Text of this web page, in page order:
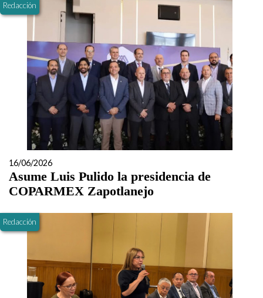
Redacción
16/06/2026
Asume Luis Pulido la presidencia de
COPARMEX Zapotlanejo
Redacción